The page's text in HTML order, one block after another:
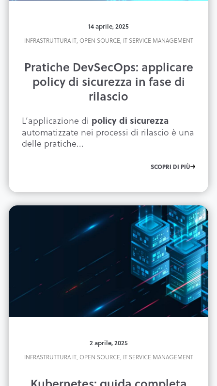
14 aprile, 2025
INFRASTRUTTURA IT, OPEN SOURCE, IT SERVICE MANAGEMENT
Pratiche DevSecOps: applicare
policy di sicurezza in fase di
rilascio
L’applicazione di policy di sicurezza
automatizzate nei processi di rilascio è una
delle pratiche...
SCOPRI DI PIÙ
2 aprile, 2025
INFRASTRUTTURA IT, OPEN SOURCE, IT SERVICE MANAGEMENT